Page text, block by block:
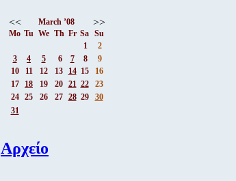
<< March ’08 >>
Mo Tu We Th Fr Sa Su
1
2
3
4 5 6 7 8
9
10
11 12 13 14 15
16
17
18 19 20 21 22
23
24
25 26 27 28 29
30
31
Αρχείο